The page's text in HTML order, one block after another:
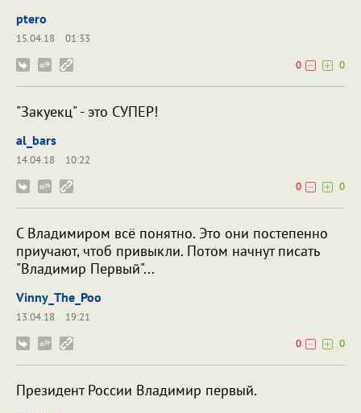
ptero
15.04.18
01:33
0
0
"Закуекц" - это СУПЕР!
al_bars
14.04.18
10:22
0
0
С Владимиром всё понятно. Это они постепенно
приучают, чтоб привыкли. Потом начнут писать
"Владимир Первый"...
Vinny_The_Poo
13.04.18
19:21
0
0
Президент России Владимир первый.